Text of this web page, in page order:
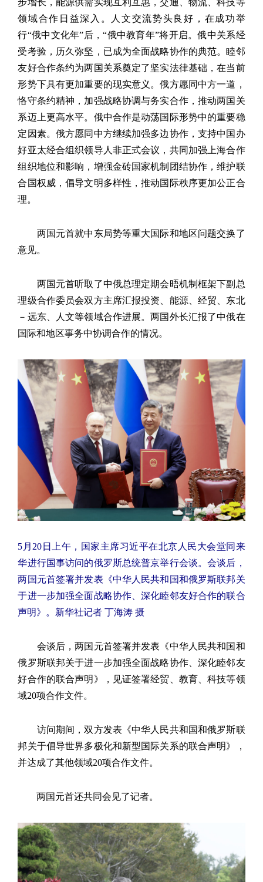
领域合作日益深入。人文交流势头良好，在成功举
行“俄中文化年”后，“俄中教育年”将开启。俄中关系经
受考验，历久弥坚，已成为全面战略协作的典范。睦邻
友好合作条约为两国关系奠定了坚实法律基础，在当前
形势下具有更加重要的现实意义。俄方愿同中方一道，
恪守条约精神，加强战略协调与务实合作，推动两国关
系迈上更高水平。俄中合作是动荡国际形势中的重要稳
定因素。俄方愿同中方继续加强多边协作，支持中国办
好亚太经合组织领导人非正式会议，共同加强上海合作
组织地位和影响，增强金砖国家机制团结协作，维护联
合国权威，倡导文明多样性，推动国际秩序更加公正合
理。
两国元首就中东局势等重大国际和地区问题交换了
意见。
两国元首听取了中俄总理定期会晤机制框架下副总
理级合作委员会双方主席汇报投资、能源、经贸、东北
－远东、人文等领域合作进展。两国外长汇报了中俄在
国际和地区事务中协调合作的情况。
5月20日上午，国家主席习近平在北京人民大会堂同来
华进行国事访问的俄罗斯总统普京举行会谈。会谈后，
两国元首签署并发表《中华人民共和国和俄罗斯联邦关
于进一步加强全面战略协作、深化睦邻友好合作的联合
声明》。新华社记者 丁海涛 摄
会谈后，两国元首签署并发表《中华人民共和国和
俄罗斯联邦关于进一步加强全面战略协作、深化睦邻友
好合作的联合声明》，见证签署经贸、教育、科技等领
域20项合作文件。
访问期间，双方发表《中华人民共和国和俄罗斯联
邦关于倡导世界多极化和新型国际关系的联合声明》，
并达成了其他领域20项合作文件。
两国元首还共同会见了记者。